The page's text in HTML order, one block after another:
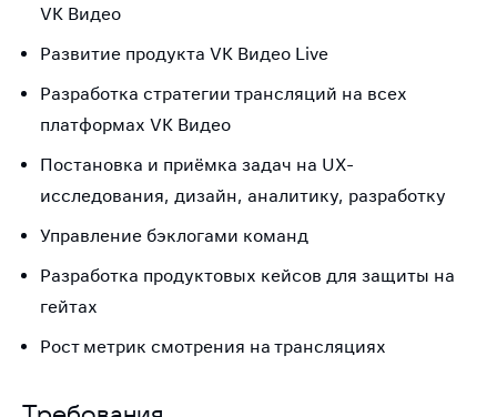
VK Видео
Развитие продукта VK Видео Live
Разработка стратегии трансляций на всех
платформах VK Видео
Постановка и приёмка задач на UX-
исследования, дизайн, аналитику, разработку
Управление бэклогами команд
Разработка продуктовых кейсов для защиты на
гейтах
Рост метрик смотрения на трансляциях